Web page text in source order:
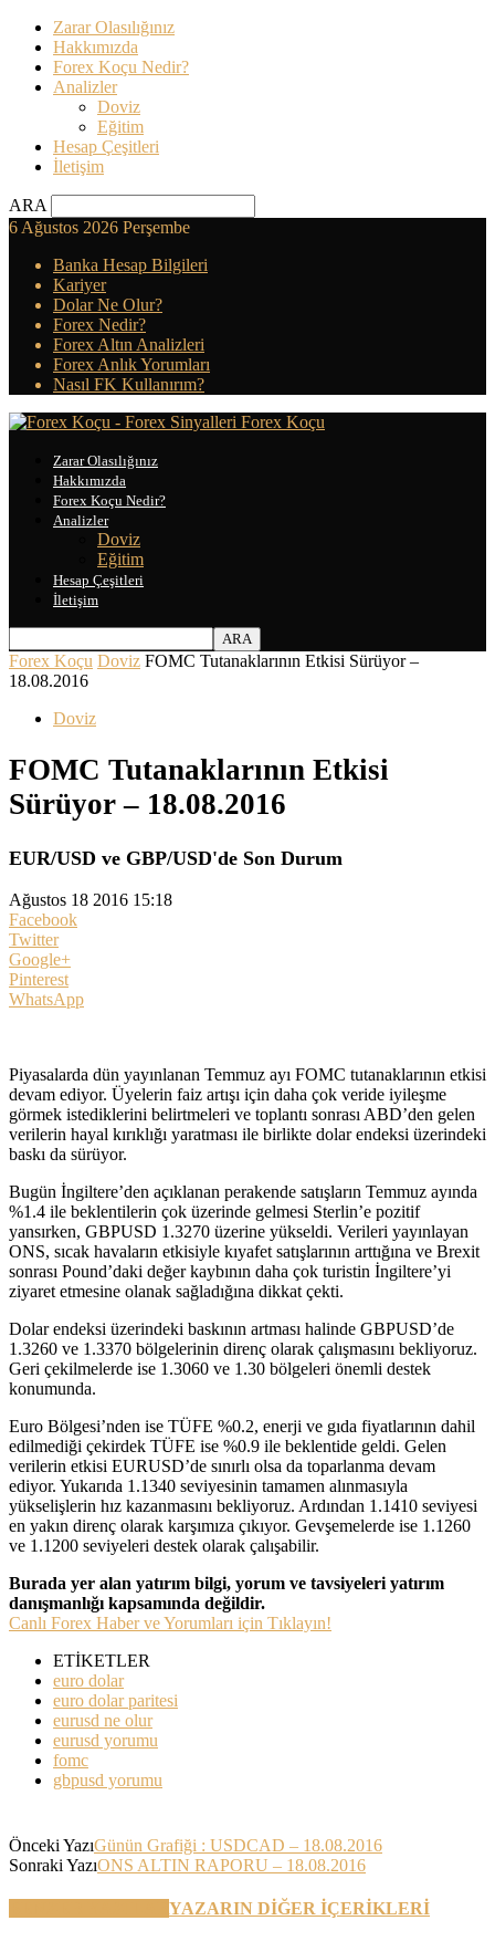
Zarar Olasılığınız
Hakkımızda
Forex Koçu Nedir?
Analizler
Doviz
Eğitim
Hesap Çeşitleri
İletişim
ARA
6 Ağustos 2026 Perşembe
Banka Hesap Bilgileri
Kariyer
Dolar Ne Olur?
Forex Nedir?
Forex Altın Analizleri
Forex Anlık Yorumları
Nasıl FK Kullanırım?
Forex Koçu
Zarar Olasılığınız
Hakkımızda
Forex Koçu Nedir?
Analizler
Doviz
Eğitim
Hesap Çeşitleri
İletişim
Forex Koçu Doviz FOMC Tutanaklarının Etkisi Sürüyor –
18.08.2016
Doviz
FOMC Tutanaklarının Etkisi
Sürüyor – 18.08.2016
EUR/USD ve GBP/USD'de Son Durum
Ağustos 18 2016 15:18
Facebook
Twitter
Google+
Pinterest
WhatsApp
Piyasalarda dün yayınlanan Temmuz ayı FOMC tutanaklarının etkisi
devam ediyor. Üyelerin faiz artışı için daha çok veride iyileşme
görmek istediklerini belirtmeleri ve toplantı sonrası ABD’den gelen
verilerin hayal kırıklığı yaratması ile birlikte dolar endeksi üzerindeki
baskı da sürüyor.
Bugün İngiltere’den açıklanan perakende satışların Temmuz ayında
%1.4 ile beklentilerin çok üzerinde gelmesi Sterlin’e pozitif
yansırken, GBPUSD 1.3270 üzerine yükseldi. Verileri yayınlayan
ONS, sıcak havaların etkisiyle kıyafet satışlarının arttığına ve Brexit
sonrası Pound’daki değer kaybının daha çok turistin İngiltere’yi
ziyaret etmesine olanak sağladığına dikkat çekti.
Dolar endeksi üzerindeki baskının artması halinde GBPUSD’de
1.3260 ve 1.3370 bölgelerinin direnç olarak çalışmasını bekliyoruz.
Geri çekilmelerde ise 1.3060 ve 1.30 bölgeleri önemli destek
konumunda.
Euro Bölgesi’nden ise TÜFE %0.2, enerji ve gıda fiyatlarının dahil
edilmediği çekirdek TÜFE ise %0.9 ile beklentide geldi. Gelen
verilerin etkisi EURUSD’de sınırlı olsa da toparlanma devam
ediyor. Yukarıda 1.1340 seviyesinin tamamen alınmasıyla
yükselişlerin hız kazanmasını bekliyoruz. Ardından 1.1410 seviyesi
en yakın direnç olarak karşımıza çıkıyor. Gevşemelerde ise 1.1260
ve 1.1200 seviyeleri destek olarak çalışabilir.
Burada yer alan yatırım bilgi, yorum ve tavsiyeleri yatırım
danışmanlığı kapsamında değildir.
Canlı Forex Haber ve Yorumları için Tıklayın!
ETİKETLER
euro dolar
euro dolar paritesi
eurusd ne olur
eurusd yorumu
fomc
gbpusd yorumu
Önceki YazıGünün Grafiği : USDCAD – 18.08.2016
Sonraki YazıONS ALTIN RAPORU – 18.08.2016
YAZARIN DİĞER İÇERİKLERİ